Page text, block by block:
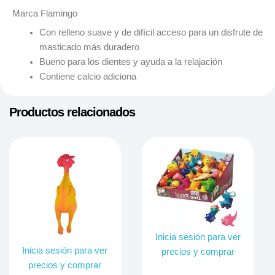
Marca Flamingo
Con relleno suave y de difícil acceso para un disfrute de
masticado más duradero
Bueno para los dientes y ayuda a la relajación
Contiene calcio adiciona
Productos relacionados
Inicia sesión para ver
precios y comprar
Inicia sesión para ver
precios y comprar